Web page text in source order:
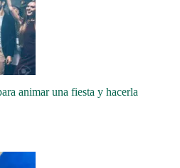
animar una fiesta y hacerla